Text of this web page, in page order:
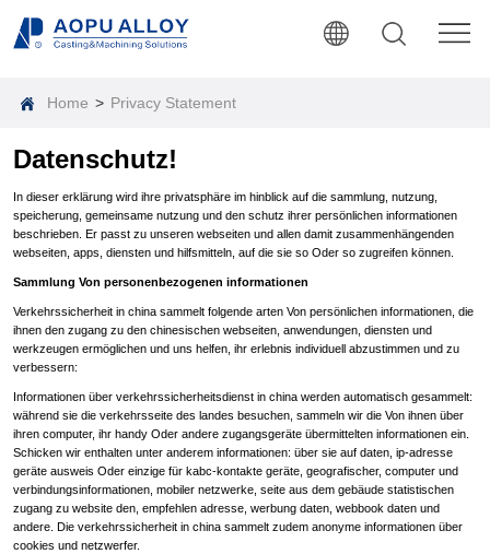
Home > Privacy Statement
Datenschutz!
In dieser erklärung wird ihre privatsphäre im hinblick auf die sammlung, nutzung,
speicherung, gemeinsame nutzung und den schutz ihrer persönlichen informationen
beschrieben. Er passt zu unseren webseiten und allen damit zusammenhängenden
webseiten, apps, diensten und hilfsmitteln, auf die sie so Oder so zugreifen können.
Sammlung Von personenbezogenen informationen
Verkehrssicherheit in china sammelt folgende arten Von persönlichen informationen, die
ihnen den zugang zu den chinesischen webseiten, anwendungen, diensten und
werkzeugen ermöglichen und uns helfen, ihr erlebnis individuell abzustimmen und zu
verbessern:
Informationen über verkehrssicherheitsdienst in china werden automatisch gesammelt:
während sie die verkehrsseite des landes besuchen, sammeln wir die Von ihnen über
ihren computer, ihr handy Oder andere zugangsgeräte übermittelten informationen ein.
Schicken wir enthalten unter anderem informationen: über sie auf daten, ip-adresse
geräte ausweis Oder einzige für kabc-kontakte geräte, geografischer, computer und
verbindungsinformationen, mobiler netzwerke, seite aus dem gebäude statistischen
zugang zu website den, empfehlen adresse, werbung daten, webbook daten und
andere. Die verkehrssicherheit in china sammelt zudem anonyme informationen über
cookies und netzwerfer.